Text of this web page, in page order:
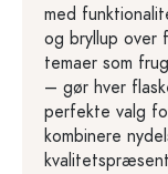
med
og bryllup over
temaer som
– gør hver
perfekte valg
kombinere